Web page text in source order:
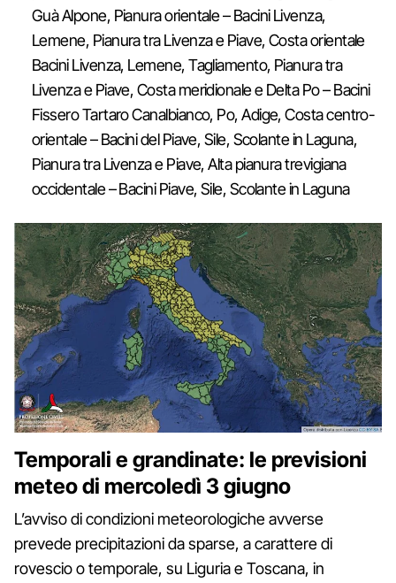
Guà Alpone, Pianura orientale – Bacini Livenza,
Lemene, Pianura tra Livenza e Piave, Costa orientale
Bacini Livenza, Lemene, Tagliamento, Pianura tra
Livenza e Piave, Costa meridionale e Delta Po – Bacini
Fissero Tartaro Canalbianco, Po, Adige, Costa centro-
orientale – Bacini del Piave, Sile, Scolante in Laguna,
Pianura tra Livenza e Piave, Alta pianura trevigiana
occidentale – Bacini Piave, Sile, Scolante in Laguna
Temporali e grandinate: le previsioni
meteo di mercoledì 3 giugno
L’avviso di condizioni meteorologiche avverse
prevede precipitazioni da sparse, a carattere di
rovescio o temporale, su Liguria e Toscana, in